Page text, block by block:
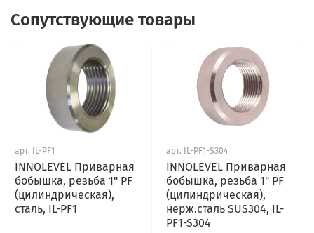
Сопутствующие товары
арт. IL-PF1
INNOLEVEL Приварная
бобышка, резьба 1" PF
(цилиндрическая),
сталь, IL-PF1
арт. IL-PF1-S304
INNOLEVEL Приварная
бобышка, резьба 1" PF
(цилиндрическая),
нерж.сталь SUS304, IL-
PF1-S304